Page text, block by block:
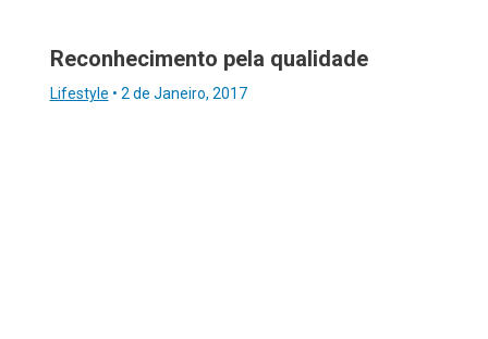
Reconhecimento pela qualidade
Lifestyle • 2 de Janeiro, 2017